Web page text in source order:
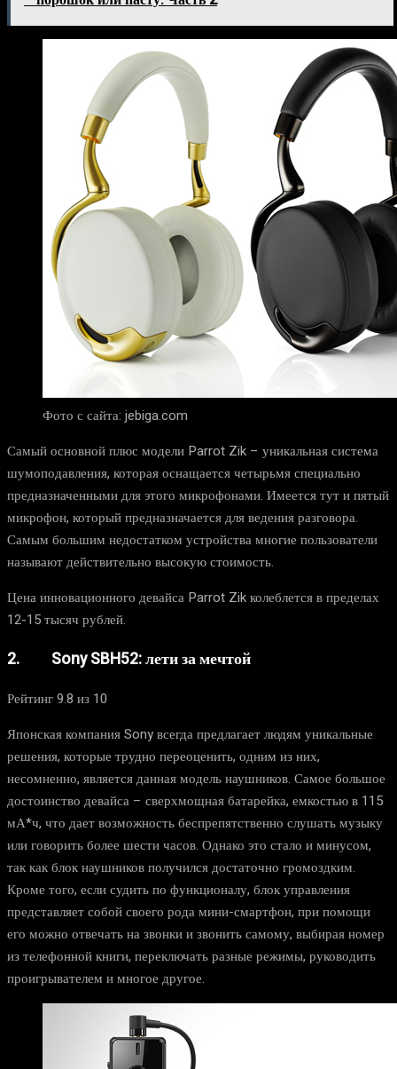
Фото с сайта: jebiga.com
Самый основной плюс модели Parrot Zik – уникальная система
шумоподавления, которая оснащается четырьмя специально
предназначенными для этого микрофонами. Имеется тут и пятый
микрофон, который предназначается для ведения разговора.
Самым большим недостатком устройства многие пользователи
называют действительно высокую стоимость.
Цена инновационного девайса Parrot Zik колеблется в пределах
12-15 тысяч рублей.
2. Sony SBH52: лети за мечтой
Рейтинг 9.8 из 10
Японская компания Sony всегда предлагает людям уникальные
решения, которые трудно переоценить, одним из них,
несомненно, является данная модель наушников. Самое большое
достоинство девайса – сверхмощная батарейка, емкостью в 115
мА*ч, что дает возможность беспрепятственно слушать музыку
или говорить более шести часов. Однако это стало и минусом,
так как блок наушников получился достаточно громоздким.
Кроме того, если судить по функционалу, блок управления
представляет собой своего рода мини-смартфон, при помощи
его можно отвечать на звонки и звонить самому, выбирая номер
из телефонной книги, переключать разные режимы, руководить
проигрывателем и многое другое.